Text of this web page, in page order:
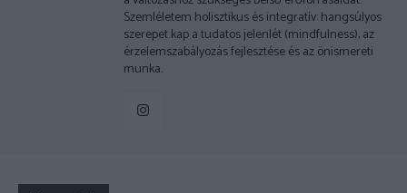
Szemléletem holisztikus és integratív: hangsúlyos
szerepet kap a tudatos jelenlét (mindfulness), az
érzelemszabályozás fejlesztése és az önismereti
munka.